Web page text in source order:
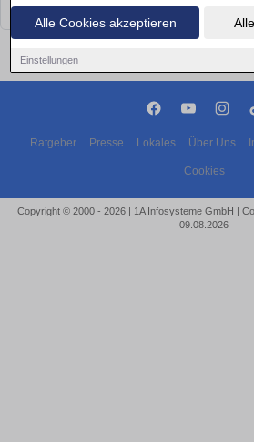
Alle Cookies akzeptieren
Einstellungen
bald wieder vorbei!
Ratgeber Presse Lokales Über Uns
Cookies
Copyright © 2000 - 2026 | 1A Infosysteme GmbH |
09.08.2026